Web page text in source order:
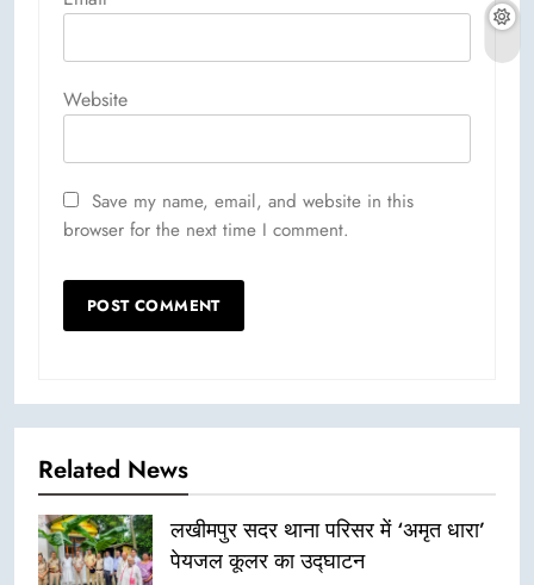
Website
Save my name, email, and website in this
browser for the next time I comment.
Related News
लखीमपुर सदर थाना परिसर में ‘अमृत धारा’
पेयजल कूलर का उद्घाटन